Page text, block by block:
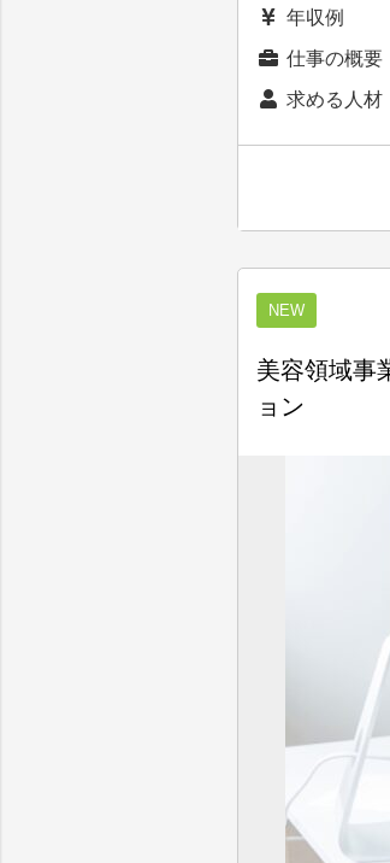
年収例
仕事の概要
求める人材
NEW
美容領域
ョン